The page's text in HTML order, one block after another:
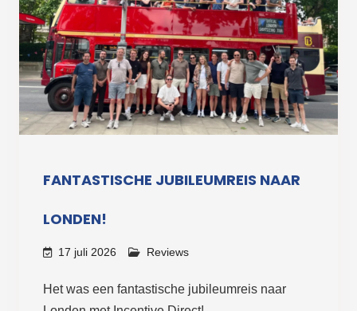
FANTASTISCHE JUBILEUMREIS NAAR
LONDEN!
17 juli 2026 Reviews
Het was een fantastische jubileumreis naar